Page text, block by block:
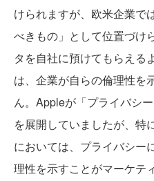
けられますが、欧米企業で
べきもの」として位置づけ
タを自社に預けてもらえる
は、企業が自らの倫理性を
ん。Appleが「プライバシ
を展開していましたが、特
においては、プライバシー
理性を示すことがマーケテ